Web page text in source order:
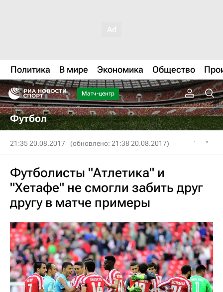
Политика В мире Экономика Общество
Матч-центр
Футбол
21:35 20.08.2017 (обновлено: 21:38 20.08.2017)
Футболисты "Атлетика" и
"Хетафе" не смогли забить друг
другу в матче примеры